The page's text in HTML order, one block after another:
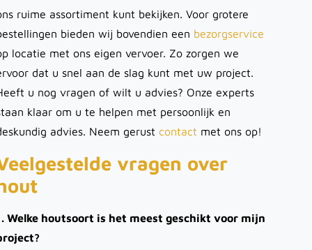
ruime assortiment kunt bekijken. Voor grotere
bieden wij bovendien een bezorgservice
locatie met ons eigen vervoer. Zo zorgen we
dat u snel aan de slag kunt met uw project.
u nog vragen of wilt u advies? Onze experts
klaar om u te helpen met persoonlijk en
advies. Neem gerust contact met ons op!
vragen over
Welke houtsoort is het meest geschikt voor mijn